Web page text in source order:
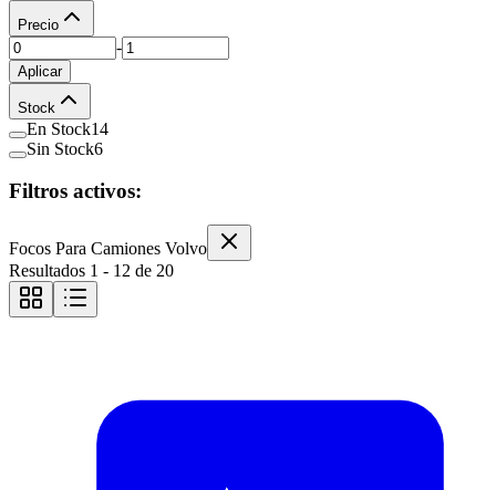
Precio
-
Aplicar
Stock
En Stock14
Sin Stock6
Filtros activos:
Focos Para Camiones Volvo
Resultados 1 - 12 de 20